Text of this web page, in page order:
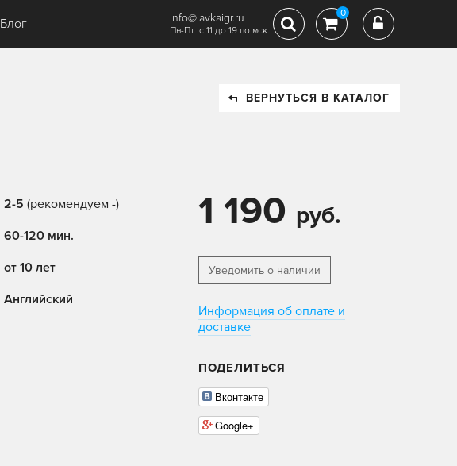
Блог info@lavkaigr.ru
Пн-Пт: с 11 до 19 по мск
0
ВЕРНУТЬСЯ В КАТАЛОГ
2-5 (рекомендуем -)
60-120 мин.
от 10 лет
Английский
1 190 руб.
Уведомить о наличии
Информация об оплате и
доставке
ПОДЕЛИТЬСЯ
Вконтакте
Google+